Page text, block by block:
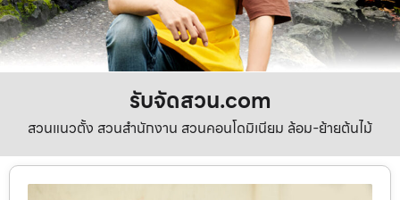
รับจัดสวน.com
สวนแนวตั้ง สวนสำนักงาน สวนคอนโดมิเนียม ล้อม-ย้ายต้นไม้